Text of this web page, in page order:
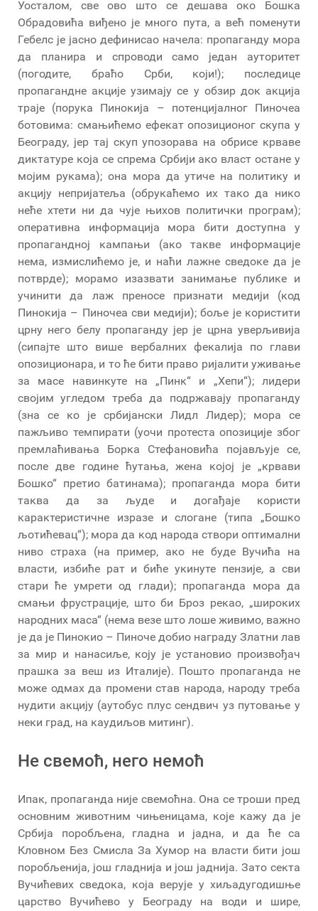
Уосталом, све ово што се дешава око Бошка
Обрадовића виђено је много пута, а већ поменути
Гебелс је јасно дефинисао начела: пропаганду мора
да планира и спроводи само један ауторитет
(погодите, браћо Срби, који!); последице
пропагандне акције узимају се у обзир док акција
траје (порука Пинокија – потенцијалног Пиночеа
ботовима: смањићемо ефекат опозиционог скупа у
Београду, јер тај скуп упозорава на обрисе крваве
диктатуре која се спрема Србији ако власт остане у
мојим рукама); она мора да утиче на политику и
акцију непријатеља (обрукаћемо их тако да нико
неће хтети ни да чује њихов политички програм);
оперативна информација мора бити доступна у
пропагандној кампањи (ако такве информације
нема, измислићемо је, и наћи лажне сведоке да је
потврде); морамо изазвати занимање публике и
учинити да лаж преносе признати медији (код
Пинокија – Пиночеа сви медији); боље је користити
црну него белу пропаганду јер је црна уверљивија
(сипајте што више вербалних фекалија по глави
опозиционара, и то ће бити право ријалити уживање
за масе навинкуте на „Пинк“ и „Хепи“); лидери
својим угледом треба да подржавају пропаганду
(зна се ко је србијански Лидл Лидер); мора се
пажљиво темпирати (уочи протеста опозиције због
премлаћивања Борка Стефановића појављује се,
после две године ћутања, жена којој је „крвави
Бошко“ претио батинама); пропаганда мора бити
таква да за људе и догађаје користи
карактеристичне изразе и слогане (типа „Бошко
љотићевац“); мора да код народа створи оптимални
ниво страха (на пример, ако не буде Вучића на
власти, избиће рат и биће укинуте пензије, а сви
стари ће умрети од глади); пропаганда мора да
смањи фрустрације, што би Броз рекао, „широких
народних маса“ (нема везе што лоше живимо, важно
је да је Пинокио – Пиноче добио награду Златни лав
за мир и нанасиље, коју је установио произвођач
прашка за веш из Италије). Пошто пропаганда не
може одмах да промени став народа, народу треба
нудити акцију (аутобус плус сендвич уз путовање у
неки град, на каудиљов митинг).
Не свемоћ, него немоћ
Ипак, пропаганда није свемоћна. Она се троши пред
основним животним чињеницама, које кажу да је
Србија поробљена, гладна и јадна, и да ће са
Кловном Без Смисла За Хумор на власти бити још
поробљенија, још гладнија и још јаднија. Зато секта
Вучићевих сведока, која верује у хиљадугодишње
царство Вучићево у Београду на води и шире,